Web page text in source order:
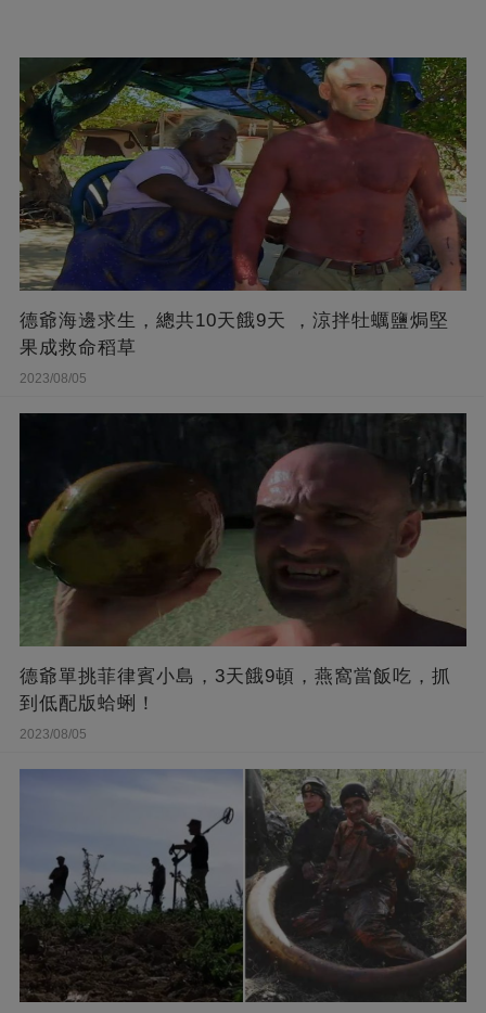
德爺海邊求生，總共10天餓9天 ，涼拌牡蠣鹽焗堅
果成救命稻草
2023/08/05
德爺單挑菲律賓小島，3天餓9頓，燕窩當飯吃，抓
到低配版蛤蜊！
2023/08/05